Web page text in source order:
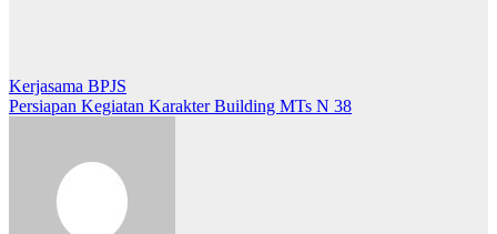
ByMadrasah Tsanawiyah Negeri 38
Related Post